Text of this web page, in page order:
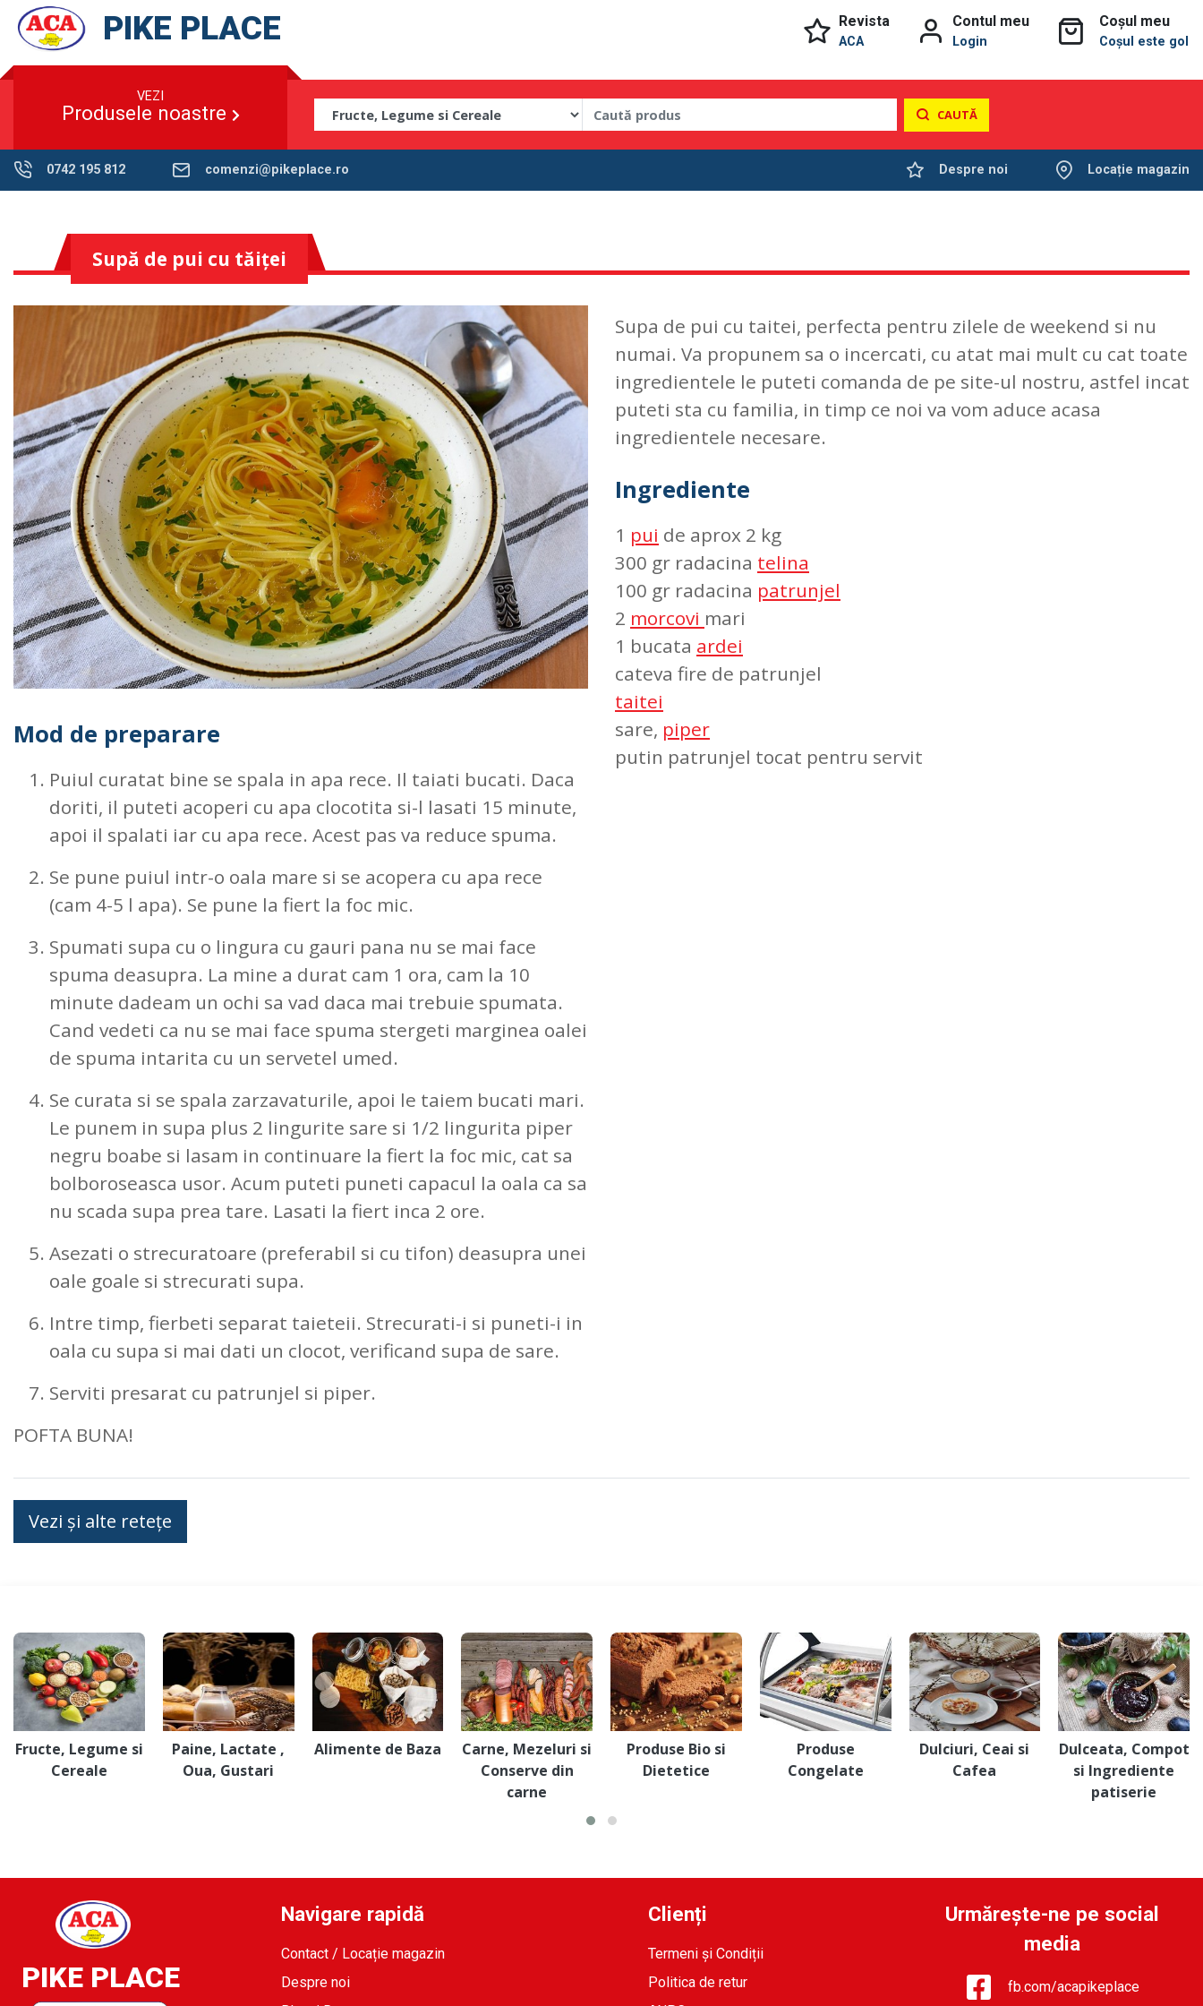
PIKE PLACE Revista
ACA
Contul meu
Login
Coșul meu
Coșul este gol
VEZI
Produsele noastre CAUTĂ
0742 195 812 comenzi@pikeplace.ro Despre noi Locație magazin
Supă de pui cu tăiței
Mod de preparare
Puiul curatat bine se spala in apa rece. Il taiati bucati. Daca
doriti, il puteti acoperi cu apa clocotita si-l lasati 15 minute,
apoi il spalati iar cu apa rece. Acest pas va reduce spuma.
Se pune puiul intr-o oala mare si se acopera cu apa rece
(cam 4-5 l apa). Se pune la fiert la foc mic.
Spumati supa cu o lingura cu gauri pana nu se mai face
spuma deasupra. La mine a durat cam 1 ora, cam la 10
minute dadeam un ochi sa vad daca mai trebuie spumata.
Cand vedeti ca nu se mai face spuma stergeti marginea oalei
de spuma intarita cu un servetel umed.
Se curata si se spala zarzavaturile, apoi le taiem bucati mari.
Le punem in supa plus 2 lingurite sare si 1/2 lingurita piper
negru boabe si lasam in continuare la fiert la foc mic, cat sa
bolboroseasca usor. Acum puteti puneti capacul la oala ca sa
nu scada supa prea tare. Lasati la fiert inca 2 ore.
Asezati o strecuratoare (preferabil si cu tifon) deasupra unei
oale goale si strecurati supa.
Intre timp, fierbeti separat taieteii. Strecurati-i si puneti-i in
oala cu supa si mai dati un clocot, verificand supa de sare.
Serviti presarat cu patrunjel si piper.
POFTA BUNA!
Supa de pui cu taitei, perfecta pentru zilele de weekend si nu
numai. Va propunem sa o incercati, cu atat mai mult cu cat toate
ingredientele le puteti comanda de pe site-ul nostru, astfel incat
puteti sta cu familia, in timp ce noi va vom aduce acasa
ingredientele necesare.
Ingrediente
1 pui de aprox 2 kg
300 gr radacina telina
100 gr radacina patrunjel
2 morcovi mari
1 bucata ardei
cateva fire de patrunjel
taitei
sare, piper
putin patrunjel tocat pentru servit
Vezi și alte retețe
Fructe, Legume si
Cereale
Paine, Lactate ,
Oua, Gustari
Alimente de Baza
Carne, Mezeluri si
Conserve din
carne
Produse Bio si
Dietetice
Produse
Congelate
Dulciuri, Ceai si
Cafea
Dulceata, Compot
si Ingrediente
patiserie
PIKE PLACE
Navigare rapidă
Contact / Locație magazin
Despre noi
Clienți
Termeni și Condiții
Politica de retur
Urmărește-ne pe social
media
fb.com/acapikeplace